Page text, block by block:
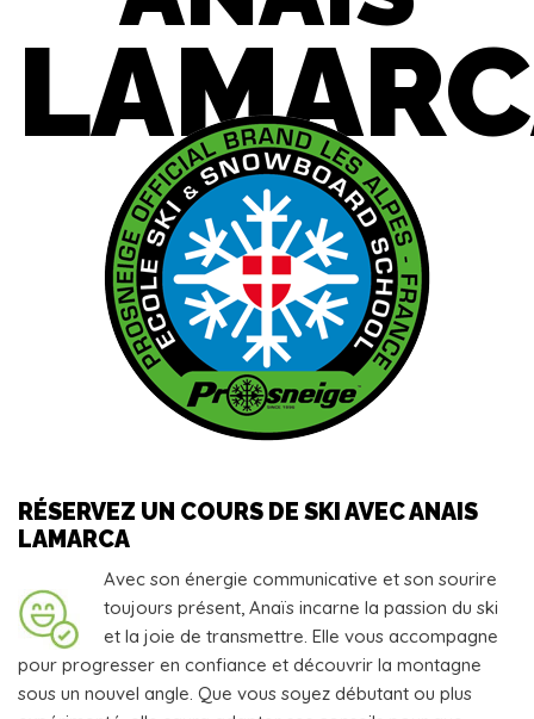
RÉSERVEZ UN COURS DE SKI AVEC ANAIS
LAMARCA
Avec son énergie communicative et son sourire
toujours présent, Anaïs incarne la passion du ski
et la joie de transmettre. Elle vous accompagne
pour progresser en confiance et découvrir la montagne
sous un nouvel angle. Que vous soyez débutant ou plus